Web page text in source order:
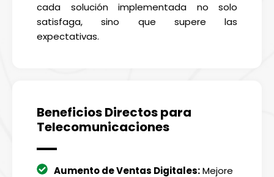
cada solución implementada no solo
satisfaga, sino que supere las
expectativas.
Beneficios Directos para
Telecomunicaciones
Aumento de Ventas Digitales:Mejore